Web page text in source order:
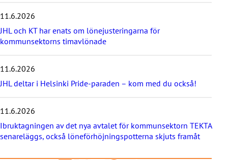
e
n
y
h
e
t
e
n
a
11.6.2026
JHL och KT har enats om lönejusteringarna för
kommunsektorns timavlönade
11.6.2026
JHL deltar i Helsinki Pride-paraden – kom med du också!
11.6.2026
Ibruktagningen av det nya avtalet för kommunsektorn TEKTA
senareläggs, också löneförhöjningspotterna skjuts framåt